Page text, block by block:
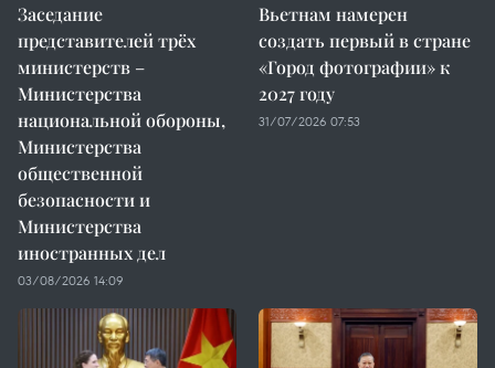
Заседание
представителей трёх
министерств –
Министерства
национальной обороны,
Министерства
общественной
безопасности и
Министерства
иностранных дел
03/08/2026 14:09
Вьетнам намерен
создать первый в стране
«Город фотографии» к
2027 году
31/07/2026 07:53